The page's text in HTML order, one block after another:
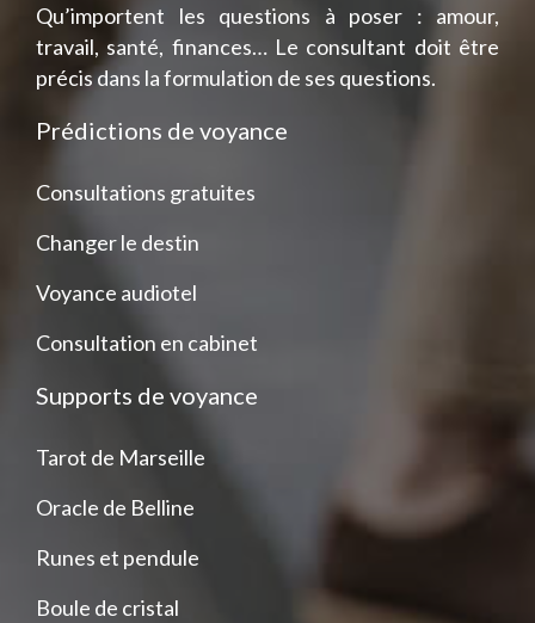
Qu’importent les questions à poser : amour,
travail, santé, finances… Le consultant doit être
précis dans la formulation de ses questions.
Prédictions de voyance
Consultations gratuites
Changer le destin
Voyance audiotel
Consultation en cabinet
Supports de voyance
Tarot de Marseille
Oracle de Belline
Runes et pendule
Boule de cristal